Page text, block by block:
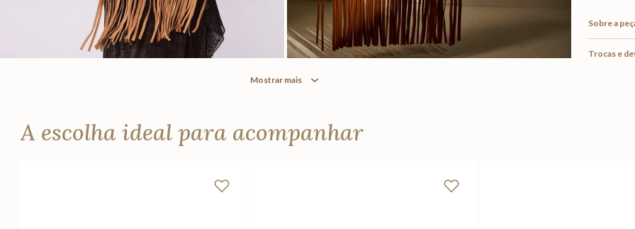
Mostrar mais
Sobre a
Trocas e
A escolha ideal para acompanhar